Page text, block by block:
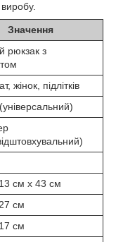
Значення
рюкзак з
жінок, підлітків
см х 43 см
см
см